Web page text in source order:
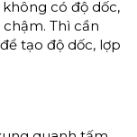
có độ dốc,
Thì cần
tạo độ dốc, lợp